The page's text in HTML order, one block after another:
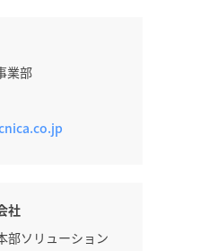
業部
社
部ソリューション